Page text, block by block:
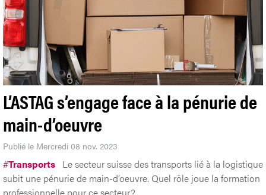
L’ASTAG s’engage face à la pénurie de
main-d’oeuvre
Publié le Mercredi 08 nov. 2023
#Transports Le secteur suisse des transports lié à la logistique
subit une pénurie de main-d’oeuvre. Quel rôle joue la formation